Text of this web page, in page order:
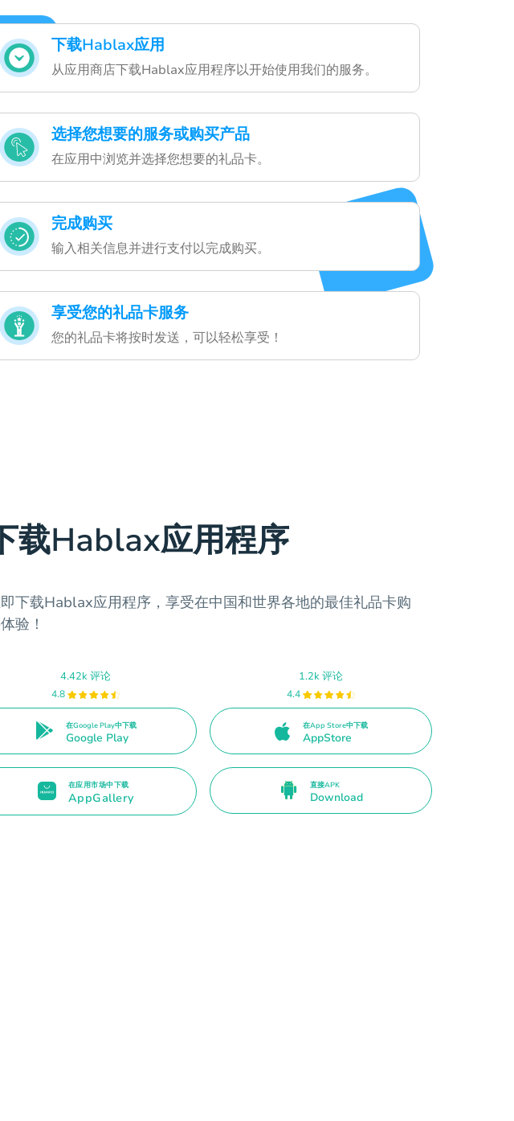
下载Hablax应用
从应用商店下载Hablax应用程序以开始使用我们的服务。
选择您想要的服务或购买产品
在应用中浏览并选择您想要的礼品卡。
完成购买
输入相关信息并进行支付以完成购买。
享受您的礼品卡服务
您的礼品卡将按时发送，可以轻松享受！
载Hablax应用程序
下载Hablax应用程序，享受在中国和世界各地的最佳礼品卡购
验！
4.42k 评论
4.8
在Google Play中下载
Google Play
1.2k 评论
4.4
在App Store中下载
AppStore
在应用市场中下载
AppGallery
直接APK
Download